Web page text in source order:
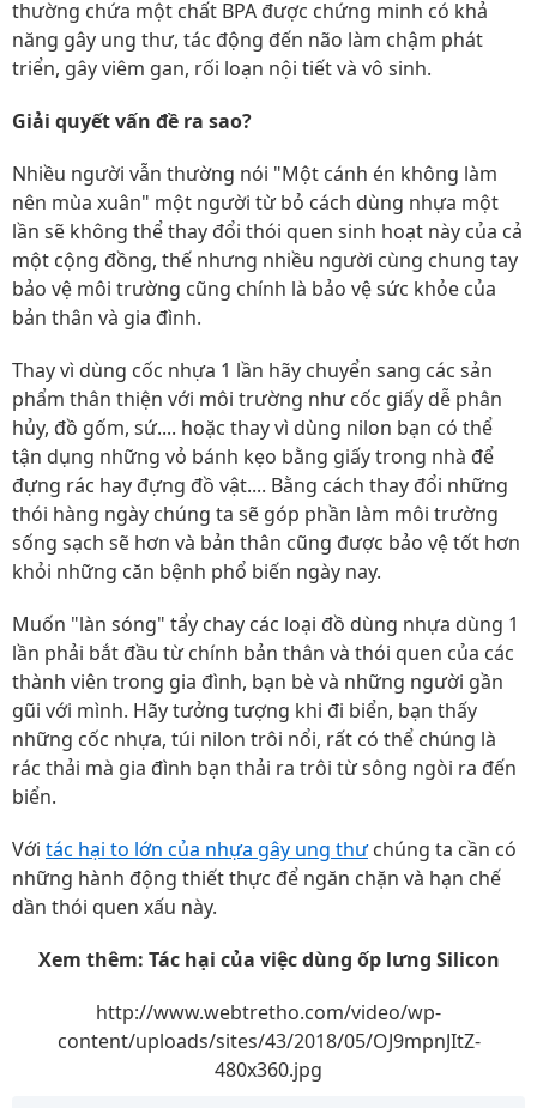
thường chứa một chất BPA được chứng minh có khả
năng gây ung thư, tác động đến não làm chậm phát
triển, gây viêm gan, rối loạn nội tiết và vô sinh.
Giải quyết vấn đề ra sao?
Nhiều người vẫn thường nói "Một cánh én không làm
nên mùa xuân" một người từ bỏ cách dùng nhựa một
lần sẽ không thể thay đổi thói quen sinh hoạt này của cả
một cộng đồng, thế nhưng nhiều người cùng chung tay
bảo vệ môi trường cũng chính là bảo vệ sức khỏe của
bản thân và gia đình.
Thay vì dùng cốc nhựa 1 lần hãy chuyển sang các sản
phẩm thân thiện với môi trường như cốc giấy dễ phân
hủy, đồ gốm, sứ.... hoặc thay vì dùng nilon bạn có thể
tận dụng những vỏ bánh kẹo bằng giấy trong nhà để
đựng rác hay đựng đồ vật.... Bằng cách thay đổi những
thói hàng ngày chúng ta sẽ góp phần làm môi trường
sống sạch sẽ hơn và bản thân cũng được bảo vệ tốt hơn
khỏi những căn bệnh phổ biến ngày nay.
Muốn "làn sóng" tẩy chay các loại đồ dùng nhựa dùng 1
lần phải bắt đầu từ chính bản thân và thói quen của các
thành viên trong gia đình, bạn bè và những người gần
gũi với mình. Hãy tưởng tượng khi đi biển, bạn thấy
những cốc nhựa, túi nilon trôi nổi, rất có thể chúng là
rác thải mà gia đình bạn thải ra trôi từ sông ngòi ra đến
biển.
Với tác hại to lớn của nhựa gây ung thưchúng ta cần có
những hành động thiết thực để ngăn chặn và hạn chế
dần thói quen xấu này.
Xem thêm: Tác hại của việc dùng ốp lưng Silicon
http://www.webtretho.com/video/wp-
content/uploads/sites/43/2018/05/OJ9mpnJItZ-
480x360.jpg